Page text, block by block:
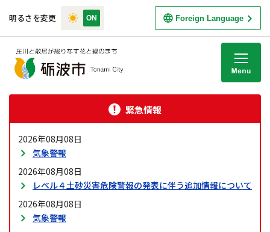
明るさを変更 Foreign Language
緊急情報
2026年08月08日
気象警報
2026年08月08日
レベル４土砂災害危険警報の発表に伴う追加情報について
2026年08月08日
気象警報